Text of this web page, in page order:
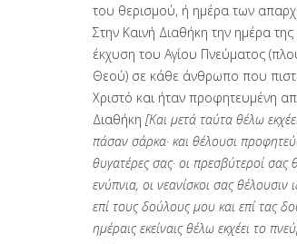
του θερισμού, ή ημέρα των
Στην Καινή Διαθήκη την ημέρα της
έκχυση του Αγίου Πνεύματος
Θεού) σε κάθε άνθρωπο που
Χριστό και ήταν προφητευμένη
Διαθήκη [Και μετά ταύτα θέλω
πάσαν σάρκα· και θέλουσι
θυγατέρες σας· οι πρεσβύτεροί σας
ενύπνια, οι νεανίσκοι σας θέλουσιν
επί τους δούλους μου και επί τας
ημέραις εκείναις θέλω εκχέει το